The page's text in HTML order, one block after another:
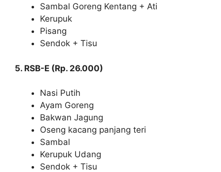
Sambal Goreng Kentang + Ati
Kerupuk
Pisang
Sendok + Tisu
5. RSB-E (Rp. 26.000)
Nasi Putih
Ayam Goreng
Bakwan Jagung
Oseng kacang panjang teri
Sambal
Kerupuk Udang
Sendok + Tisu